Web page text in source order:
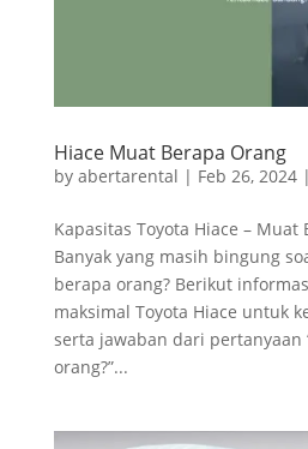
Hiace Muat Berapa Orang
by abertarental | Feb 26, 2024|
Kapasitas Toyota Hiace – Muat
Banyak yang masih bingung
berapa orang? Berikut
maksimal Toyota Hiace untuk
serta jawaban dari pertanyaan
orang?”...